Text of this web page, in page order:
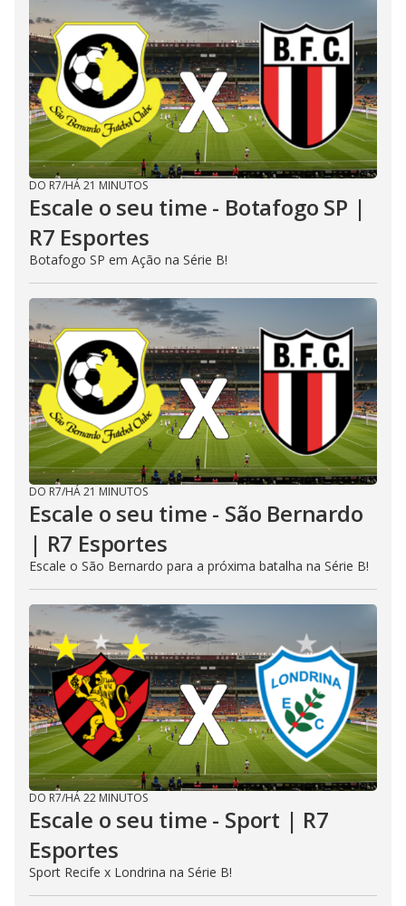
DO R7/HÁ 21 MINUTOS
Escale o seu time - Botafogo SP |
R7 Esportes
Botafogo SP em Ação na Série B!
DO R7/HÁ 21 MINUTOS
Escale o seu time - São Bernardo
| R7 Esportes
Escale o São Bernardo para a próxima batalha na Série B!
DO R7/HÁ 22 MINUTOS
Escale o seu time - Sport | R7
Esportes
Sport Recife x Londrina na Série B!